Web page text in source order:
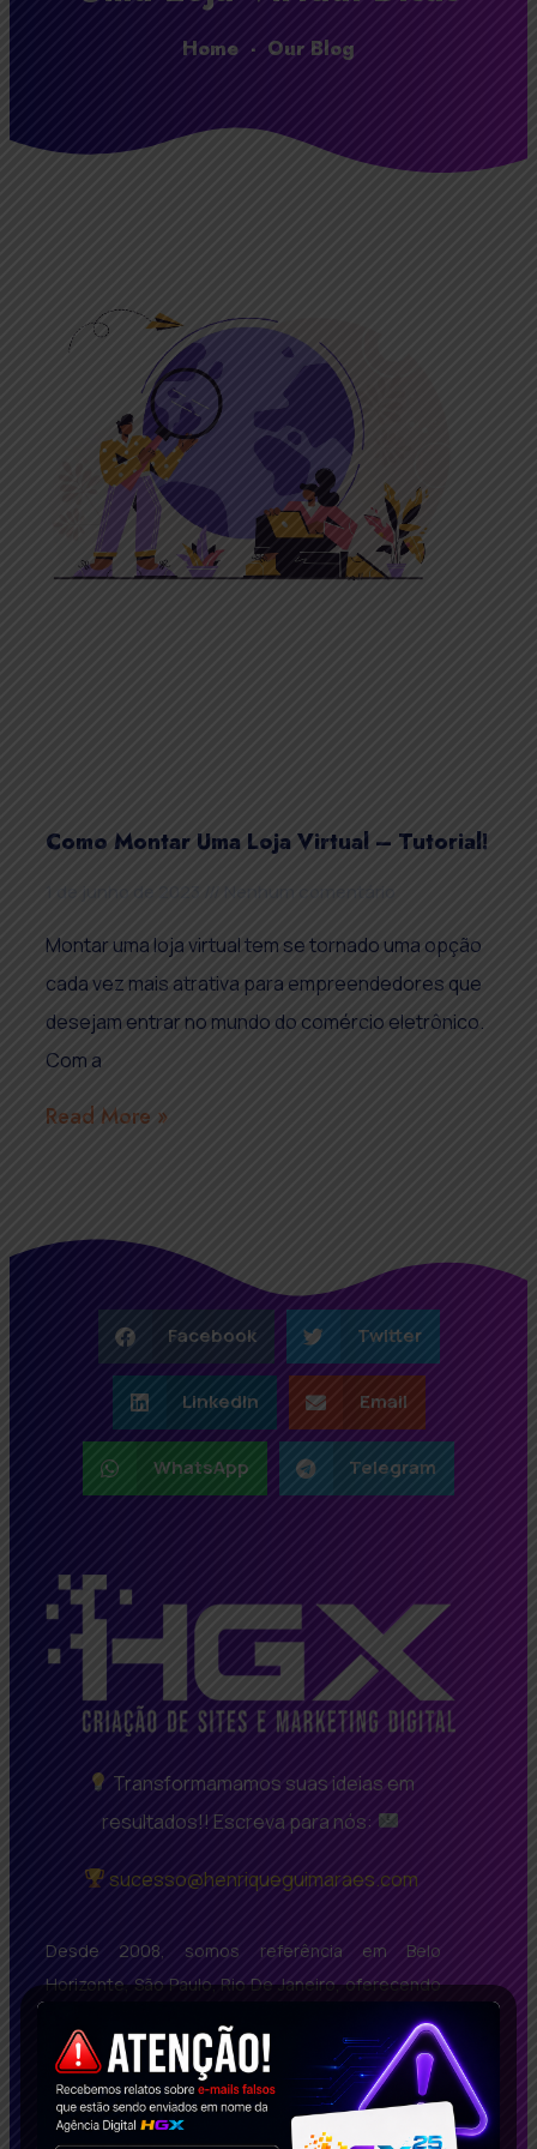
Home - Our Blog
Como Montar Uma Loja Virtual – Tutorial!
Montar uma loja virtual tem se tornado uma opção
cada vez mais atrativa para empreendedores que
desejam entrar no mundo do comércio eletrônico.
Com a
Read More »
Facebook Twitter
LinkedIn Email
WhatsApp Telegram
Transformamamos suas ideias em
resultados!! Escreva para nós:
sucesso@henriqueguimaraes.com
Desde 2008, somos referência em Belo
Horizonte, São Paulo, Rio De Janeiro, oferecendo
soluções inovadoras em criação de sites BH bem
avaliados, SEO de Alta Performance e Marketing
Digital Inteligente. Com um portfólio repleto de
casos de sucesso, impactamos empresas no